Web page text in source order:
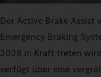
Der Active Brake Assist
Emergency Braking
2028 in Kraft treten
verfügt über eine